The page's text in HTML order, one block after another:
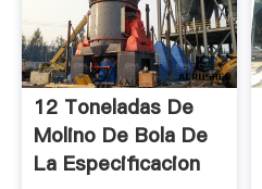
12 Toneladas De
Molino De Bola De
La Especificacion